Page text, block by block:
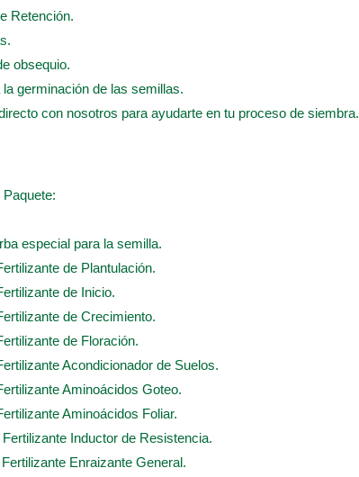
Retención.
obsequio.
germinación de las semillas.
con nosotros para ayudarte en tu proceso de siembra.
especial para la semilla.
de Plantulación.
de Inicio.
de Crecimiento.
de Floración.
Acondicionador de Suelos.
Aminoácidos Goteo.
Aminoácidos Foliar.
Inductor de Resistencia.
Enraizante General.